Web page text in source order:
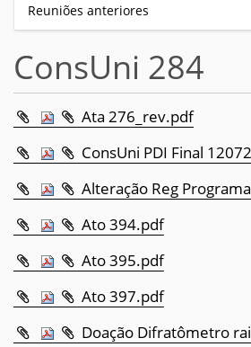
Reuniões anteriores
ConsUni 284
Ata 276_rev.pdf
ConsUni PDI Final
Alteração Reg
Ato 394.pdf
Ato 395.pdf
Ato 397.pdf
Doação Difratômetro